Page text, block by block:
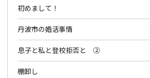
初めまして！
丹波市の婚活事情
息子と私と登校拒否と ②
棚卸し